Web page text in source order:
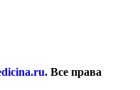
. Все права